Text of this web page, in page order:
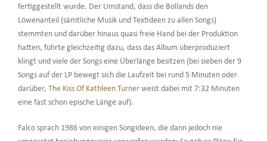
fertiggestellt wurde. Der Umstand, dass die Bollands den
Löwenanteil (sämtliche Musik und Textideen zu allen Songs)
stemmten und darüber hinaus quasi freie Hand bei der Produktion
hatten, führte gleichzeitig dazu, dass das Album überproduziert
klingt und viele der Songs eine Überlänge besitzen (bei sieben der 9
Songs auf der LP bewegt sich die Laufzeit bei rund 5 Minuten oder
darüber, The Kiss Of Kathleen Turnerweist dabei mit 7:32 Minuten
eine fast schon epische Länge auf).
Falco sprach 1986 von einigen Songideen, die dann jedoch nie